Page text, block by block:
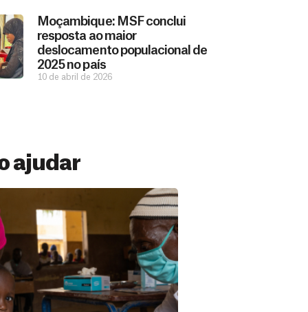
Moçambique: MSF conclui
resposta ao maior
deslocamento populacional de
2025 no país
10 de abril de 2026
ajudar